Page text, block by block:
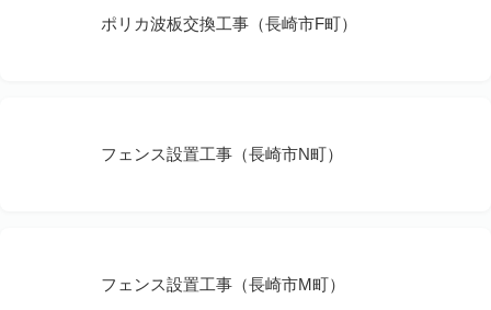
ポリカ波板交換工事（長崎市F町）
フェンス設置工事（長崎市N町）
フェンス設置工事（長崎市M町）